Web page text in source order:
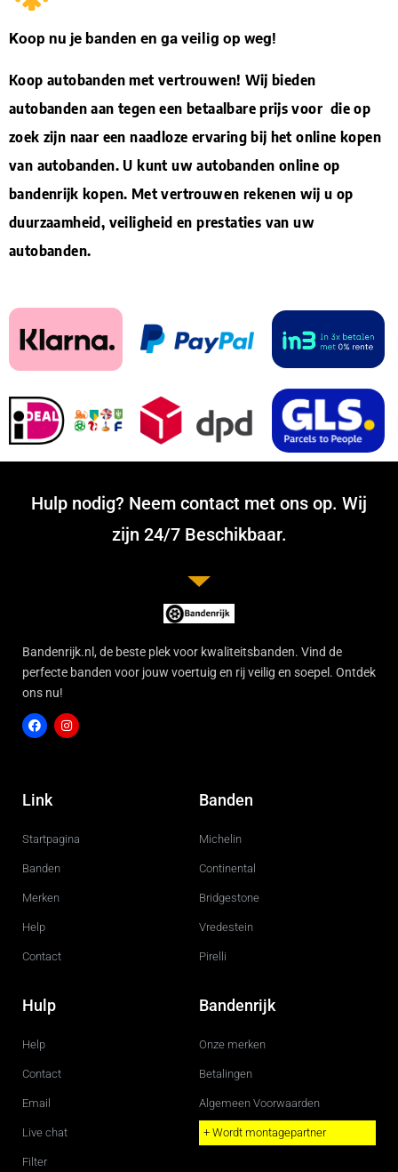
Koop nu je banden en ga veilig op weg!
Koop autobanden met vertrouwen! Wij bieden
autobanden aan tegen een betaalbare prijs voor die op
zoek zijn naar een naadloze ervaring bij het online kopen
van autobanden. U kunt uw autobanden online op
bandenrijk kopen. Met vertrouwen rekenen wij u op
duurzaamheid, veiligheid en prestaties van uw
autobanden.
Hulp nodig? Neem contact met ons op. Wij
zijn 24/7 Beschikbaar.
Bandenrijk.nl, de beste plek voor kwaliteitsbanden. Vind de
perfecte banden voor jouw voertuig en rij veilig en soepel. Ontdek
ons nu!
c
e
o
g
r
Link
Startpagina
Banden
Merken
Help
Contact
Banden
Michelin
Continental
Bridgestone
Vredestein
Pirelli
Hulp
Help
Contact
Email
Live chat
Filter
Bandenrijk
Onze merken
Betalingen
Algemeen Voorwaarden
+ Wordt montagepartner